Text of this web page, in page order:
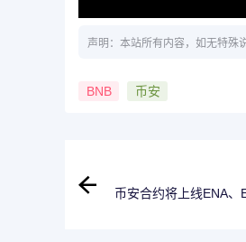
声明：本站所有内容，如无特殊
BNB 币安
币安合约将上线ENA、